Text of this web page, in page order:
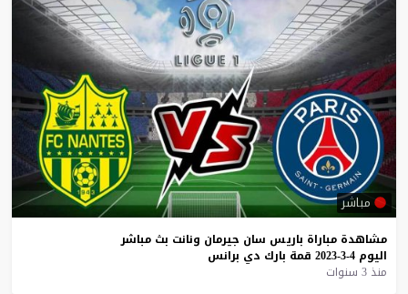
مباشر
مشاهدة مباراة باريس سان جيرمان ونانت بث مباشر
اليوم 4-3-2023 قمة بارك دي برانس
منذ 3 سنوات